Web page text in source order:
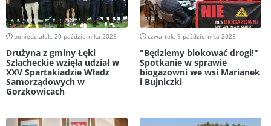
poniedziałek, 20 października 2025
Drużyna z gminy Łęki
Szlacheckie wzięła udział w
XXV Spartakiadzie Władz
Samorządowych w
Gorzkowicach
czwartek, 9 października 2025
"Będziemy blokować drogi!"
Spotkanie w sprawie
biogazowni we wsi Marianek
i Bujniczki